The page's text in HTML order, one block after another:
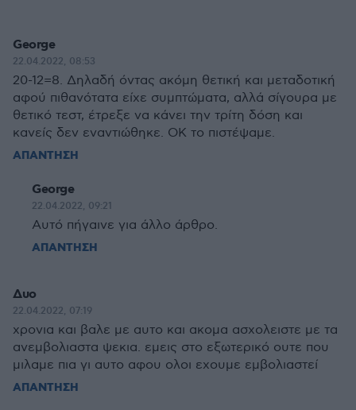
George
22.04.2022, 08:53
20-12=8. Δηλαδή όντας ακόμη θετική και μεταδοτική
αφού πιθανότατα είχε συμπτώματα, αλλά σίγουρα με
θετικό τεστ, έτρεξε να κάνει την τρίτη δόση και
κανείς δεν εναντιώθηκε. ΟΚ το πιστέψαμε.
ΑΠΑΝΤΗΣΗ
George
22.04.2022, 09:21
Αυτό πήγαινε για άλλο άρθρο.
ΑΠΑΝΤΗΣΗ
Δυο
22.04.2022, 07:19
χρονια και βαλε με αυτο και ακομα ασχολειστε με τα
ανεμβολιαστα ψεκια. εμεις στο εξωτερικό ουτε που
μιλαμε πια γι αυτο αφου ολοι εχουμε εμβολιαστεί
ΑΠΑΝΤΗΣΗ